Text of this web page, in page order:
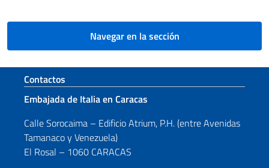
Navegar en la sección
Sezione footer
Contactos
Embajada de Italia en Caracas
Calle Sorocaima – Edificio Atrium, P.H. (entre Avenidas
Tamanaco y Venezuela)
El Rosal – 1060 CARACAS